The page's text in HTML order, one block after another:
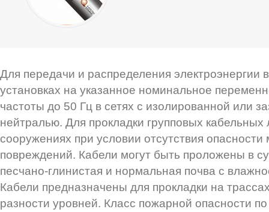
Для передачи и распределения электроэнергии
установках на указанное номинальное
частоты до 50 Гц в сетях с изолированной или
нейтралью. Для прокладки групповых кабельных
сооружениях при условии отсутствия опасности
повреждений. Кабели могут быть проложены в
песчано-глинистая и нормальная почва с
Кабели предназначены для прокладки на
разности уровней. Класс пожарной опасности